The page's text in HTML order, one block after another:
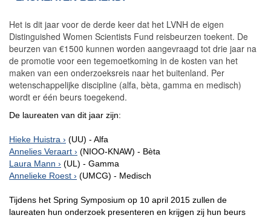
Het is dit jaar voor de derde keer dat het LVNH de eigen
Distinguished Women Scientists Fund reisbeurzen toekent. De
beurzen van €1500 kunnen worden aangevraagd tot drie jaar na
de promotie voor een tegemoetkoming in de kosten van het
maken van een onderzoeksreis naar het buitenland. Per
wetenschappelijke discipline (alfa, bèta, gamma en medisch)
wordt er één beurs toegekend.
De laureaten van dit jaar zijn:
Hieke Huistra
(UU) - Alfa
Annelies Veraart
(NIOO-KNAW) - Bèta
Laura Mann
(UL) - Gamma
Annelieke Roest
(UMCG) - Medisch
Tijdens het Spring Symposium op 10 april 2015 zullen de
laureaten hun onderzoek presenteren en krijgen zij hun beurs